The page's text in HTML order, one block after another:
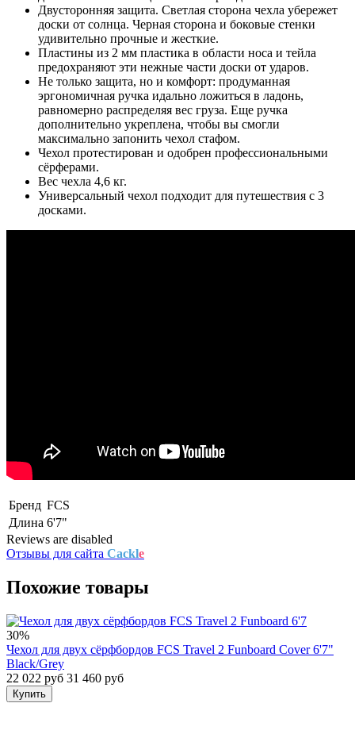
Двусторонняя защита. Светлая сторона чехла убережет
доски от солнца. Черная сторона и боковые стенки
удивительно прочные и жесткие.
Пластины из 2 мм пластика в области носа и тейла
предохраняют эти нежные части доски от ударов.
Не только защита, но и комфорт: продуманная
эргономичная ручка идально ложиться в ладонь,
равномерно распределяя вес груза. Еще ручка
дополнительно укреплена, чтобы вы смогли
максимально запонить чехол стафом.
Чехол протестирован и одобрен профессиональными
сёрферами.
Вес чехла 4,6 кг.
Универсальный чехол подходит для путешествия с 3
досками.
Бренд FCS
Длина 6'7"
Reviews are disabled
Отзывы для сайта Cackle
Похожие товары
30%
Чехол для двух сёрфбордов FCS Travel 2 Funboard Cover 6'7"
Black/Grey
22 022 руб 31 460 руб
Купить